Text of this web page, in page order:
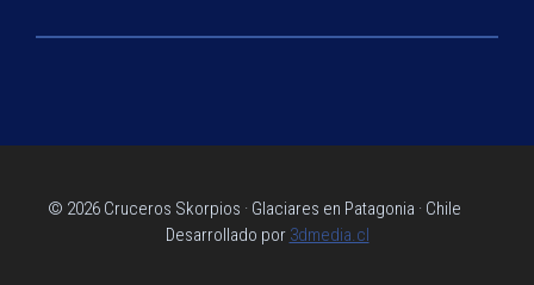
© 2026 Cruceros Skorpios · Glaciares en Patagonia · Chile
Desarrollado por 3dmedia.cl